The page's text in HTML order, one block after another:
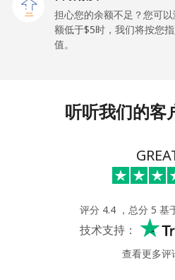
Gibraltar
Greece
⁦1.6¢⁩
担心您的余额不足？您可
额低于⁦$5⁩时，我们将按您
值。
听听我们的客
评分 4.4 ，总分 5 基
技术支持：
查看更多